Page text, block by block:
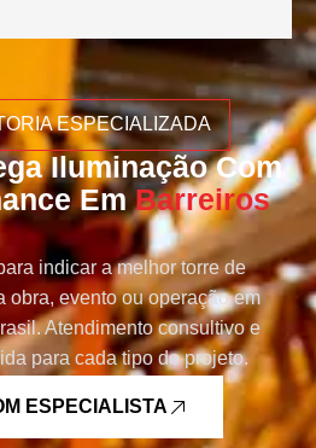
ESPECIALIZADA
Iluminação Com
EmBarreiros
indicar a melhor torre de
obra, evento ou operação em
Atendimento consultivo e
para cada tipo de projeto.
ESPECIALISTA